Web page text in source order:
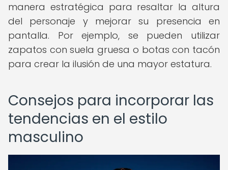
manera estratégica para resaltar la altura
del personaje y mejorar su presencia en
pantalla. Por ejemplo, se pueden utilizar
zapatos con suela gruesa o botas con tacón
para crear la ilusión de una mayor estatura.
Consejos para incorporar las
tendencias en el estilo
masculino